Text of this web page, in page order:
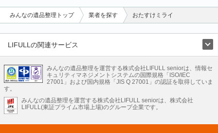
みんなの遺品整理トップ 業者を探す おたすけミライ
LIFULLの関連サービス
不動産・住宅 引越し 老人ホーム 地方創生
ママの就労支援
不動産クラウドファンディング 遺品整理 老後の暮らし情報
LIFULL HOME'Sのサービス
不動産・住宅
不動産査定 マンション専門売却査定 不動産投資 アドバイザー
みんなの遺品整理を運営する株式会社LIFULL seniorは、情報セ
キュリティマネジメントシステムの国際規格「ISO/IEC
27001」および国内規格「JIS Q 27001」の認証を取得していま
す。
みんなの遺品整理を運営する株式会社LIFULL seniorは、株式会社
LIFULL(東証プライム市場上場)のグループ企業です。